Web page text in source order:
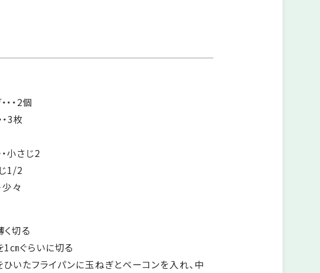
・・2個
・3枚
・小さじ2
じ1/2
少々
切る
㎝ぐらいに切る
いたフライパンに玉ねぎとベーコンを入れ、中